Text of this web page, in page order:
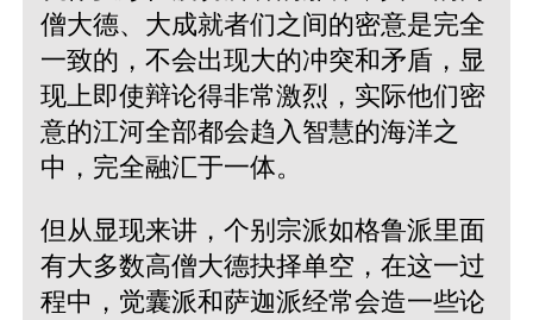
僧大德、大成就者们之间的密意是完全
一致的，不会出现大的冲突和矛盾，显
现上即使辩论得非常激烈，实际他们密
意的江河全部都会趋入智慧的海洋之
中，完全融汇于一体。
但从显现来讲，个别宗派如格鲁派里面
有大多数高僧大德抉择单空，在这一过
程中，觉囊派和萨迦派经常会造一些论